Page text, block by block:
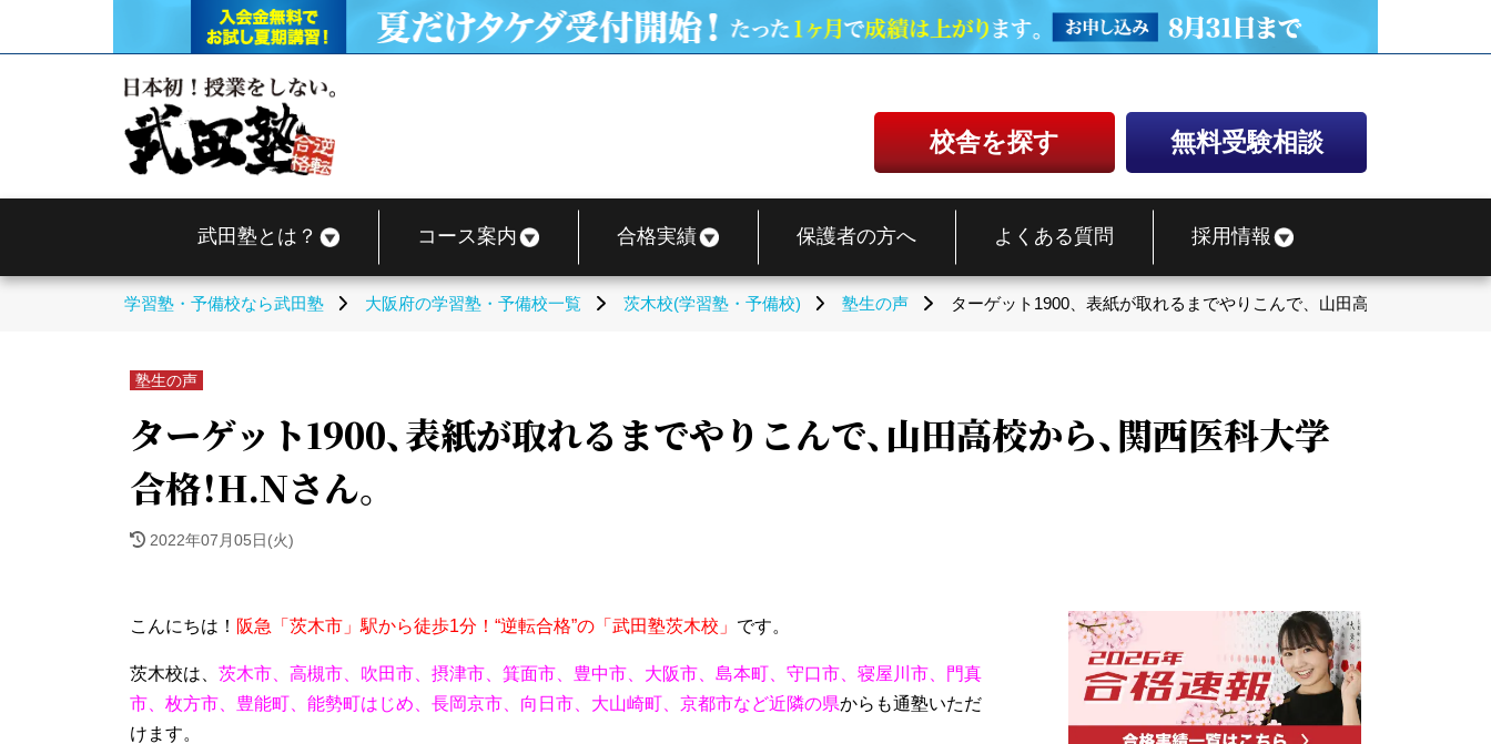
校舎を探す 無料受験相談
武田塾とは？ コース案内 合格実績 保護者の方へ よくある質問 採用情報
学習塾・予備校なら武田塾 大阪府の学習塾・予備校一覧 茨木校(学習塾・予備校) 塾生の声 ターゲット1900、表紙が取れるまでやりこんで、山田高校から、関西
塾生の声
ターゲット1900、表紙が取れるまでやりこんで、山田高校から、関西医科大学
合格！H.Nさん。
2022年07月05日(火)
こんにちは！ 阪急「茨木市」駅から徒歩1分！“逆転合格”の「武田塾茨木校」 です。
茨木校は、 茨木市、高槻市、吹田市、摂津市、箕面市、豊中市、大阪市、島本町、守口市、寝屋川市、門真
市、枚方市、豊能町、能勢町はじめ、長岡京市、向日市、大山崎町、京都市など近隣の県からも通塾いただ
けます。